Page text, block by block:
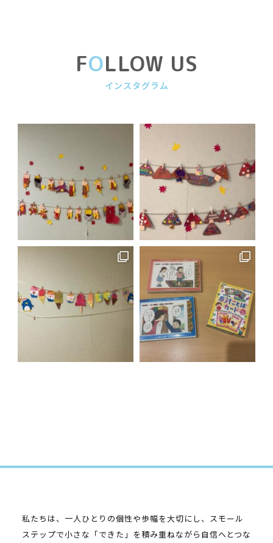
FOLLOW US
インスタグラム
私たちは、一人ひとりの個性や歩幅を大切にし、スモール
ステップで小さな「できた」を積み重ねながら自信へとつな